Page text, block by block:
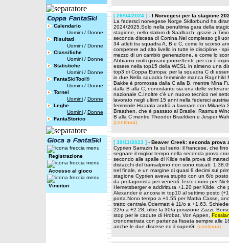
Calendario
Uomini / Donne
Risultati
Uomini / Donne
Classifiche
Uomini / Donne
Statistiche
Uomini / Donne
FantaSkiTool®
Uomini / Donne
Tornei
Uomini / Donne
Leghe
Uomini / Donne
FantaStorico
Registrazione
Accesso al gioco
Vincitori
[ 26/04/2024 ] - I Norvegesi per la stagione
La federsci norvegese Norge Skiforbund ha
2024/2025.Solo nella penultima gara della
stagione, nello slalom di Saalbach, grazie a
seconda discesa di Cortina.Nel complesso gli
34 atleti tra squadra A, B e C, come lo scorso
competere ad alto livello in tutte le discipline -
mezzo di un cambio generazione, e come lo
Abbiamo molti giovani promettenti, per cui è
essere nella top15 della WCSL in almeno una
top3 di Coppa Europa; per la squadra C di
in due.Nella squadra femminile manca
Bakke è promossa dalla C alla B, mentre Mina
dalla B alla C, nonostante sia una delle
nazionale C.Inoltre c'è un nuovo tecnico nel
lavorato negli ultimi 15 anni nella federsci
femminile.Haarala andrà a lavorare con
Braathen, che è passato al Brasile; Rasmus
B alla C mentre Theodor Braekken e Jesper
(continua)
[ 30/11/2023 ] - Beaver Creek: seconda prova
Cyprien Sarrazin fa sul serio: il francese, che
segnare il miglior tempo nella seconda prova
secondo alle spalle di Kilde nella prova di
distacchi del transalpino non sono risicati:
nel finale, e un margine di quasi 8 decimi sul
stagione Cyprien aveva stupito con un 6/o
da protagonista per venerdì.Terzo crono per
Hemetsberger e addirittura +1.20 per Kilde,
Alexander è ancora in top10 al settimo posto
porta.Nono tempo a +1.55 per Mattia Casse,
tratto centrale.Odermatt è 11/o a +1.63,
22/o a +2.28, oltre la 30/a posizione Zazzi,
stop per le cadute di Hrobat, Von Appen,
cronometrata con partenza fissata sempre alle
anche le due discese ed il superG. (continua)